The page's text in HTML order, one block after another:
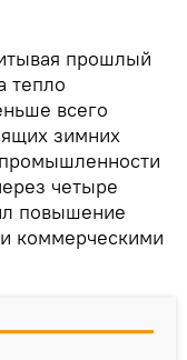
прошлый
тепло
всего
зимних
четыре
повышение
коммерческими